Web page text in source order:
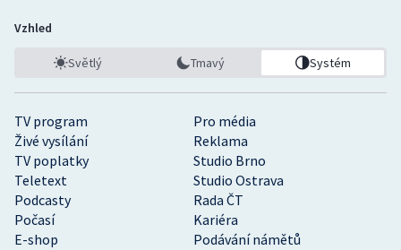
TV program
Pro média
Živé vysílání
Reklama
TV poplatky
Studio Brno
Teletext
Studio Ostrava
Podcasty
Rada ČT
Počasí
Kariéra
E-shop
Podávání námětů
Vzhled
Světlý Tmavý Systém